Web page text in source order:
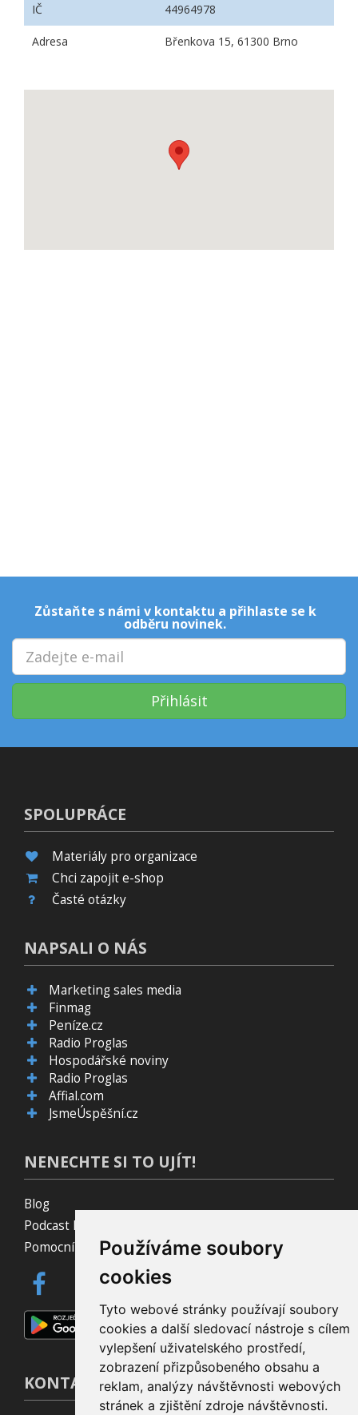
Používáme soubory
cookies
Tyto webové stránky používají soubory
cookies a další sledovací nástroje s cílem
vylepšení uživatelského prostředí,
zobrazení přizpůsobeného obsahu a
reklam, analýzy návštěvnosti webových
stránek a zjištění zdroje návštěvnosti.
IČ 44964978
Adresa Břenkova 15, 61300 Brno
Zůstaňte s námi v kontaktu a přihlaste se k
odběru novinek.
Přihlásit
SPOLUPRÁCE
Materiály pro organizace
Chci zapojit e-shop
Časté otázky
NAPSALI O NÁS
Marketing sales media
Finmag
Peníze.cz
Radio Proglas
Hospodářské noviny
Radio Proglas
Affial.com
JsmeÚspěšní.cz
NENECHTE SI TO UJÍT!
Blog
Podcast Pijavice
Pomocník do prohlížeče
KONTAKT